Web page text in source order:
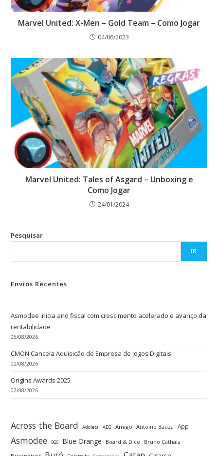
Marvel United: X-Men – Gold Team – Como Jogar
04/06/2023
Marvel United: Tales of Asgard – Unboxing e
Como Jogar
24/01/2024
Pesquisar
IR
Envios Recentes
Asmodee inicia ano fiscal com crescimento acelerado e avanço da
rentabilidade
05/08/2026
CMON Cancela Aquisição de Empresa de Jogos Digitais
02/08/2026
Origins Awards 2025
02/08/2026
Across the Board Adoleta AEG Amigo Antoine Bauza App
Asmodee BGG Blue Orange Board & Dice
Bruno Cathala